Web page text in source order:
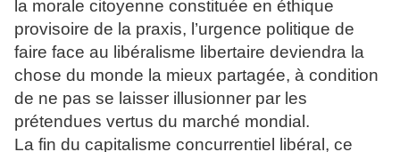
la morale citoyenne constituée en éthique
provisoire de la praxis, l’urgence politique de
faire face au libéralisme libertaire deviendra la
chose du monde la mieux partagée, à condition
de ne pas se laisser illusionner par les
prétendues vertus du marché mondial.
La fin du capitalisme concurrentiel libéral, ce